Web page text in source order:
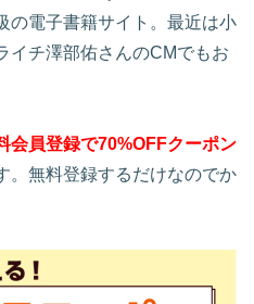
の電子書籍サイト。最近は小
イチ澤部佑さんのCMでもお
会員登録で70%OFFクーポン
。無料登録するだけなのでか